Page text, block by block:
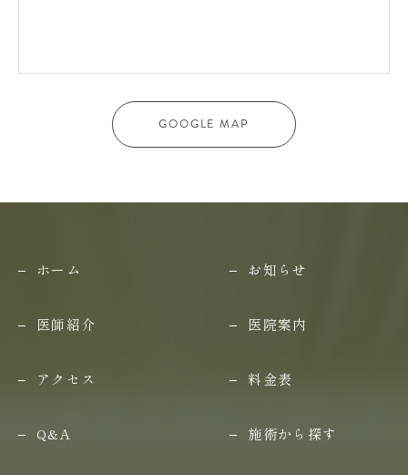
GOOGLE MAP
ホーム お知らせ
医師紹介 医院案内
アクセス 料金表
Q&A 施術から探す